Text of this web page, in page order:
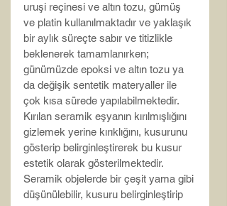
uruşi reçinesi ve altın tozu, gümüş
ve platin kullanılmaktadır ve yaklaşık
bir aylık süreçte sabır ve titizlikle
beklenerek tamamlanırken;
günümüzde epoksi ve altın tozu ya
da değişik sentetik materyaller ile
çok kısa sürede yapılabilmektedir.
Kırılan seramik eşyanın kırılmışlığını
gizlemek yerine kırıklığını, kusurunu
gösterip belirginleştirerek bu kusur
estetik olarak gösterilmektedir.
Seramik objelerde bir çeşit yama gibi
düşünülebilir, kusuru belirginleştirip